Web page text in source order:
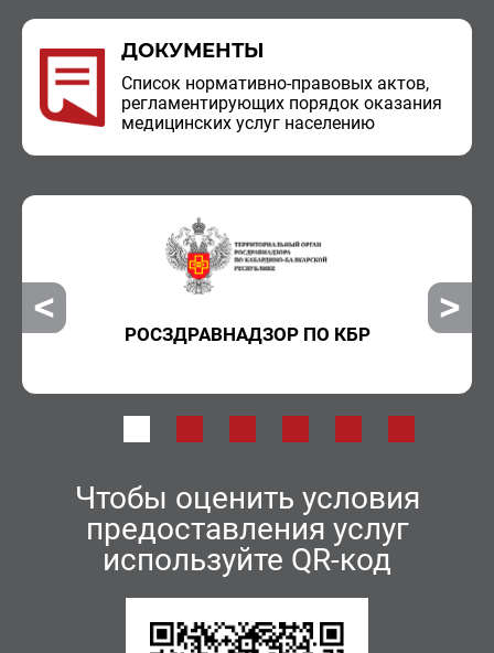
ДОКУМЕНТЫ
Спи­сок нор­ма­тив­но-пра­во­вых актов,
ре­гла­мен­ти­ру­ю­щих по­ря­док ока­за­ния
ме­ди­цин­ских услуг на­се­ле­нию
РОСЗДРАВНАДЗОР ПО КБР
Чтобы оценить условия
предоставления услуг
используйте QR-код